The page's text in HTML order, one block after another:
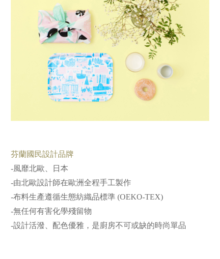
芬蘭國民設計品牌
-風靡北歐、日本
-由北歐設計師在歐洲全程手工製作
-布料生產遵循生態紡織品標準 (OEKO-TEX)
-無任何有害化學殘留物
-設計活潑、配色優雅，是廚房不可或缺的時尚單品